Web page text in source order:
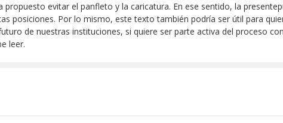
evitar el panfleto y la caricatura. En ese sentido, la
posiciones. Por lo mismo, este texto también podría ser útil para
de nuestras instituciones, si quiere ser parte activa del proceso
leer.